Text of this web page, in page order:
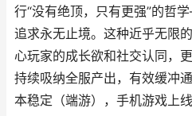
行“没有绝顶，只有更强”的哲
追求永无止境。这种近乎无限
心玩家的成长欲和社交认同，
持续吸纳全服产出，有效缓冲
本稳定（端游），手机游戏上